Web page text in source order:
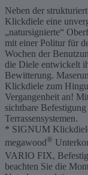
Neben der
Klickdiele eine
„natursignierte“
mit einer Politur für
Wochen der
die Diele entwickelt
Bewitterung.
Klickdiele zum
Vergangenheit an!
sichtbare
Terrassensystemen.
* SIGNUM
megawood®
VARIO FIX,
beachten Sie die